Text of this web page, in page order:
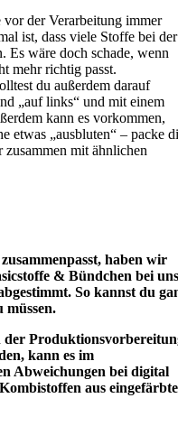
der Verarbeitung immer
ist, dass viele Stoffe bei der
Es wäre doch schade, wenn
mehr richtig passt.
du außerdem darauf
„auf links“ und mit einem
kann es vorkommen,
etwas „ausbluten“ – packe
zusammen mit ähnlichen
haben wir
& Bündchen bei uns
So kannst du
müssen.
kann es im
Abweichungen bei digital
aus